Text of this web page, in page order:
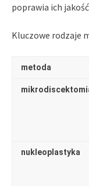
poprawia ich
Kluczowe rodzaje
metoda
nukleoplastyka